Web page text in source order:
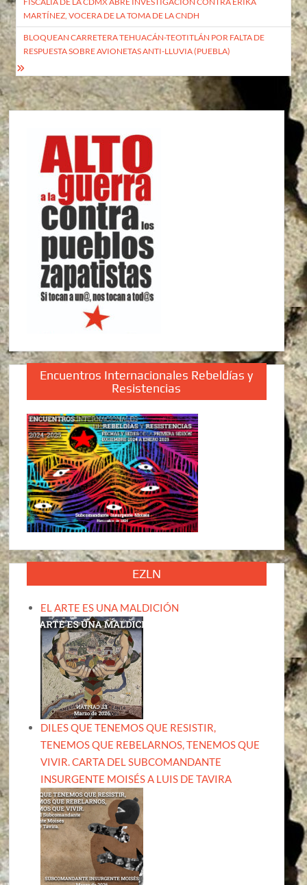
de
entradas
MARTÍNEZ, VOCERA DE LA TOMA DE LA CNDH
BLOQUEAN CARRETERA TEHUACÁN-TEOTITLÁN POR FALTA DE
RESPUESTA SOBRE AVIONETAS ANTI-LLUVIA (PUEBLA)
Encuentros Internacionales Rebeldías y
Resistencias
EZLN
EL ARTE ES UNA MALDICIÓN
DILES QUE TENEMOS QUE RESISTIR,
TENEMOS QUE REBELARNOS, TENEMOS QUE
VIVIR. CARTA DEL SUBCOMANDANTE
INSURGENTE MOISÉS A LUIS DE TAVIRA